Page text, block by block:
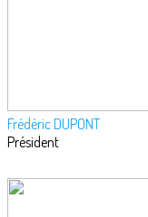
Frédéric DUPONT
Président